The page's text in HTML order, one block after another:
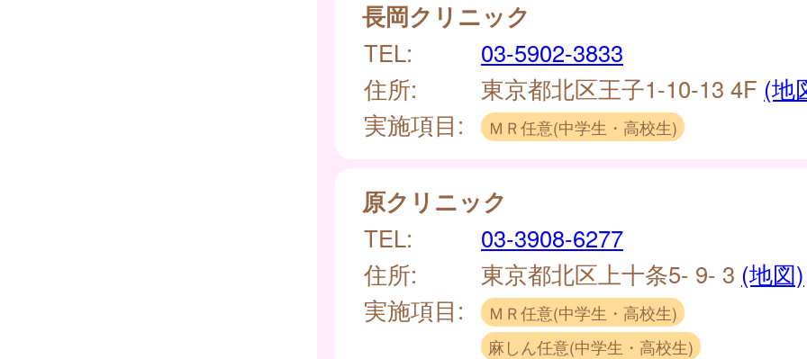
長岡クリニック
TEL:
03-5902-3833
住所:
東京都北区王子1-10-13 4F (地
実施項目:
ＭＲ任意(中学生・高校生)
原クリニック
TEL:
03-3908-6277
住所:
東京都北区上十条5- 9- 3 (地図)
実施項目:
ＭＲ任意(中学生・高校生)
麻しん任意(中学生・高校生)